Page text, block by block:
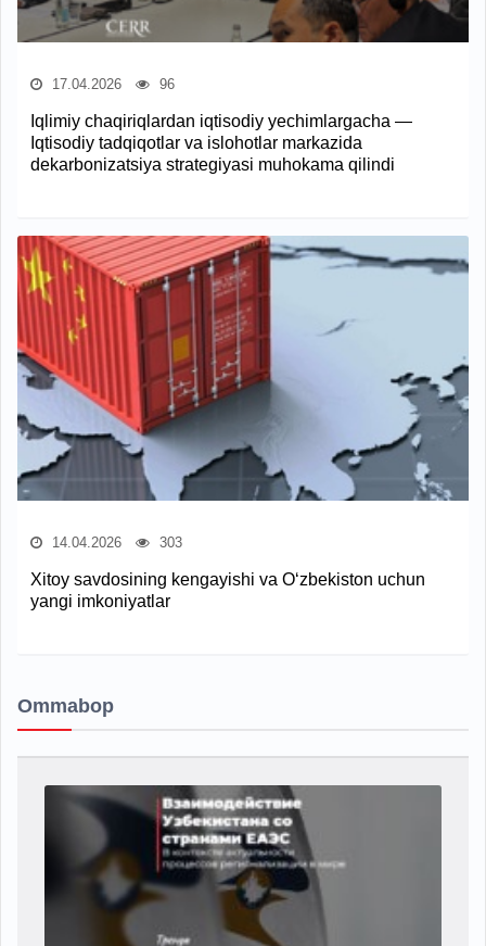
17.04.2026 96
Iqlimiy chaqiriqlardan iqtisodiy yechimlargacha —
Iqtisodiy tadqiqotlar va islohotlar markazida
dekarbonizatsiya strategiyasi muhokama qilindi
14.04.2026 303
Xitoy savdosining kengayishi va O‘zbekiston uchun
yangi imkoniyatlar
Ommabop